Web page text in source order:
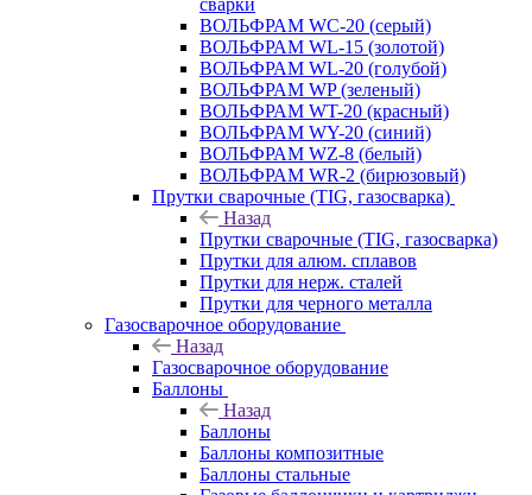
сварки
ВОЛЬФРАМ WC-20 (серый)
ВОЛЬФРАМ WL-15 (золотой)
ВОЛЬФРАМ WL-20 (голубой)
ВОЛЬФРАМ WP (зеленый)
ВОЛЬФРАМ WT-20 (красный)
ВОЛЬФРАМ WY-20 (синий)
ВОЛЬФРАМ WZ-8 (белый)
ВОЛЬФРАМ WR-2 (бирюзовый)
Прутки сварочные (TIG, газосварка)
Назад
Прутки сварочные (TIG, газосварка)
Прутки для алюм. сплавов
Прутки для нерж. сталей
Прутки для черного металла
Газосварочное оборудование
Назад
Газосварочное оборудование
Баллоны
Назад
Баллоны
Баллоны композитные
Баллоны стальные